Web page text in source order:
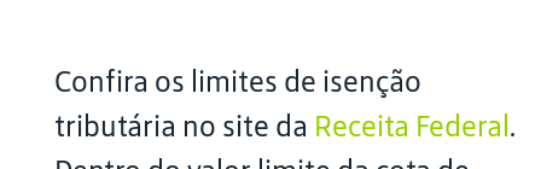
Confira os limites de isenção
tributária no site da Receita Federal .